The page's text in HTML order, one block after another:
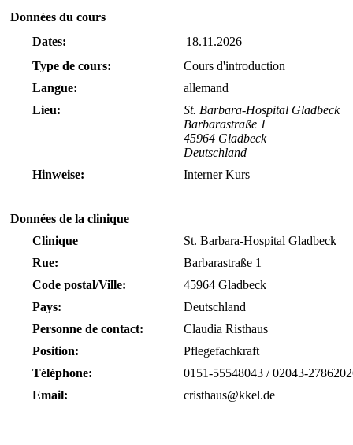
Données du cours
Dates:
18.11.2026
Type de cours:
Cours d'introduction
Langue:
allemand
Lieu:
St. Barbara-Hospital Gladbeck
Barbarastraße 1
45964 Gladbeck
Deutschland
Hinweise:
Interner Kurs
Données de la clinique
Clinique
St. Barbara-Hospital Gladbeck
Rue:
Barbarastraße 1
Code postal/Ville:
45964 Gladbeck
Pays:
Deutschland
Personne de contact:
Claudia Risthaus
Position:
Pflegefachkraft
Téléphone:
0151-55548043 / 02043-
Email:
cristhaus@kkel.de